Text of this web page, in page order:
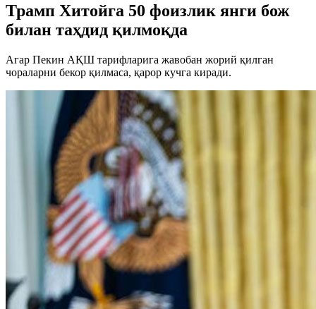
Трамп Хитойга 50 фоизлик янги бож
билан таҳдид қилмоқда
Агар Пекин АҚШ тарифларига жавобан жорий қилган
чораларни бекор қилмаса, қарор кучга киради.